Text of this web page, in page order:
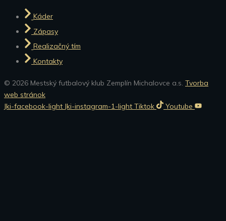
Káder
Zápasy
Realizačný tím
Kontakty
© 2026 Mestský futbalový klub Zemplín Michalovce a.s. Tvorba
web stránok
Jki-facebook-light Jki-instagram-1-light Tiktok Youtube